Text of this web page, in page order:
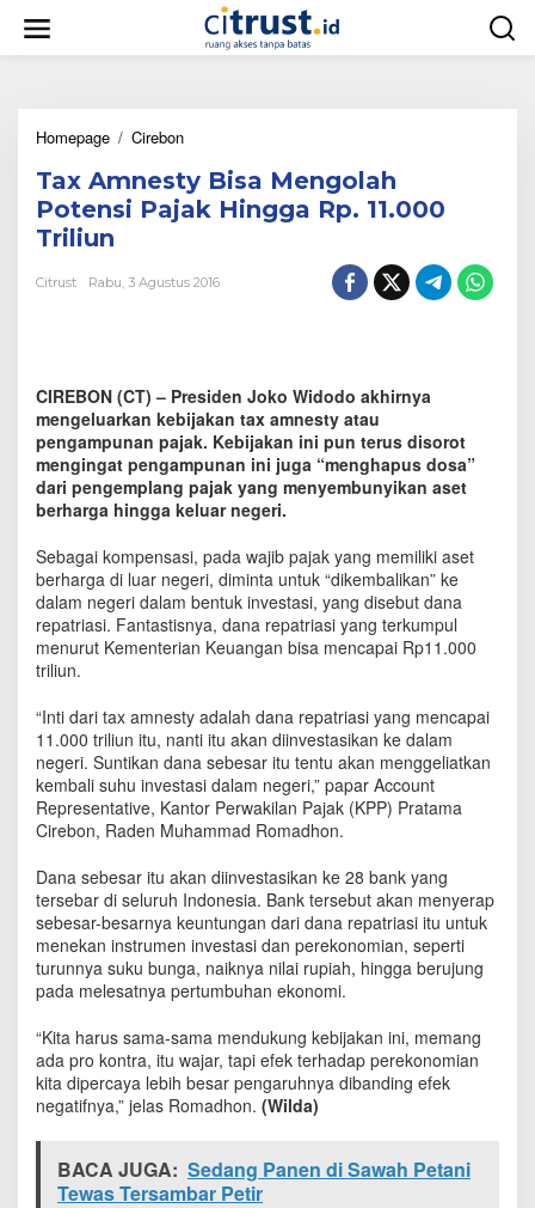
w
Homepage / Cirebon
x
A
m
s
s
a
M
e
n
g
o
a
h
P
o
t
s
i
P
a
j
a
H
i
n
g
g
a
R
.
1
1
.
0
T
Tax Amnesty Bisa Mengolah
Potensi Pajak Hingga Rp. 11.000
Triliun
Citrust Rabu, 3 Agustus 2016
CIREBON (CT) – Presiden Joko Widodo akhirnya
mengeluarkan kebijakan tax amnesty atau
pengampunan pajak. Kebijakan ini pun terus disorot
mengingat pengampunan ini juga “menghapus dosa”
dari pengemplang pajak yang menyembunyikan aset
berharga hingga keluar negeri.
Sebagai kompensasi, pada wajib pajak yang memiliki aset
berharga di luar negeri, diminta untuk “dikembalikan” ke
dalam negeri dalam bentuk investasi, yang disebut dana
repatriasi. Fantastisnya, dana repatriasi yang terkumpul
menurut Kementerian Keuangan bisa mencapai Rp11.000
triliun.
“Inti dari tax amnesty adalah dana repatriasi yang mencapai
11.000 triliun itu, nanti itu akan diinvestasikan ke dalam
negeri. Suntikan dana sebesar itu tentu akan menggeliatkan
kembali suhu investasi dalam negeri,” papar Account
Representative, Kantor Perwakilan Pajak (KPP) Pratama
Cirebon, Raden Muhammad Romadhon.
Dana sebesar itu akan diinvestasikan ke 28 bank yang
tersebar di seluruh Indonesia. Bank tersebut akan menyerap
sebesar-besarnya keuntungan dari dana repatriasi itu untuk
menekan instrumen investasi dan perekonomian, seperti
turunnya suku bunga, naiknya nilai rupiah, hingga berujung
pada melesatnya pertumbuhan ekonomi.
“Kita harus sama-sama mendukung kebijakan ini, memang
ada pro kontra, itu wajar, tapi efek terhadap perekonomian
kita dipercaya lebih besar pengaruhnya dibanding efek
negatifnya,” jelas Romadhon. (Wilda)
BACA JUGA: Sedang Panen di Sawah Petani
Tewas Tersambar Petir